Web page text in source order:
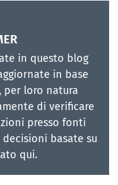
in questo blog
in base
loro natura
di verificare
presso fonti
basate su
qui.